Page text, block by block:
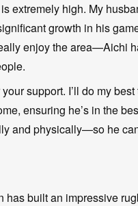
extremely high. My
growth in his
enjoy the area—Aichi
support. I’ll do my
ensuring he’s in the
and physically—so he
has built an impressive